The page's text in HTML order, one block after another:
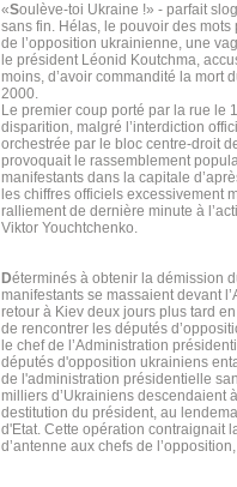
«Soulève-toi Ukraine !» - parfait
sans fin. Hélas, le pouvoir des mots
de l’opposition ukrainienne, une
le président Léonid Koutchma,
moins, d’avoir commandité la mort
2000.
Le premier coup porté par la rue le
disparition, malgré l’interdiction
orchestrée par le bloc centre-droit
provoquait le rassemblement
manifestants dans la capitale
les chiffres officiels excessivement
ralliement de dernière minute à
Viktor Youchtchenko.
Déterminés à obtenir la démission
manifestants se massaient devant
retour à Kiev deux jours plus tard
de rencontrer les députés
le chef de l’Administration
députés d'opposition ukrainiens
de l'administration présidentielle
milliers d’Ukrainiens descendaient
destitution du président, au
d'Etat. Cette opération contraignait
d’antenne aux chefs de